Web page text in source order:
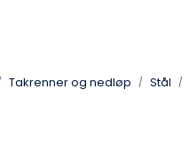
Takrenner og nedløp Stål